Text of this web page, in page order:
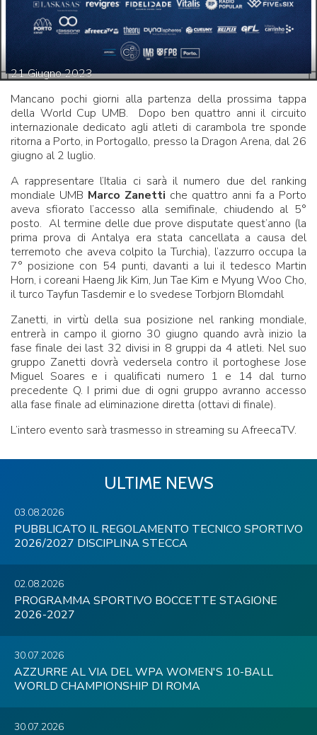
21Giugno2023
Mancano pochi giorni alla partenza della prossima tappa
della World Cup UMB. Dopo ben quattro anni il circuito
internazionale dedicato agli atleti di carambola tre sponde
ritorna a Porto, in Portogallo, presso la Dragon Arena, dal 26
giugno al 2 luglio.
A rappresentare l’Italia ci sarà il numero due del ranking
mondiale UMB Marco Zanetti che quattro anni fa a Porto
aveva sfiorato l’accesso alla semifinale, chiudendo al 5°
posto. Al termine delle due prove disputate quest’anno (la
prima prova di Antalya era stata cancellata a causa del
terremoto che aveva colpito la Turchia), l’azzurro occupa la
7° posizione con 54 punti, davanti a lui il tedesco Martin
Horn, i coreani Haeng Jik Kim, Jun Tae Kim e Myung Woo Cho,
il turco Tayfun Tasdemir e lo svedese Torbjorn Blomdahl
Zanetti, in virtù della sua posizione nel ranking mondiale,
entrerà in campo il giorno 30 giugno quando avrà inizio la
fase finale dei last 32 divisi in 8 gruppi da 4 atleti. Nel suo
gruppo Zanetti dovrà vedersela contro il portoghese Jose
Miguel Soares e i qualificati numero 1 e 14 dal turno
precedente Q. I primi due di ogni gruppo avranno accesso
alla fase finale ad eliminazione diretta (ottavi di finale).
L’intero evento sarà trasmesso in streaming su AfreecaTV.
ULTIME NEWS
03.08.2026
PUBBLICATO IL REGOLAMENTO TECNICO SPORTIVO
2026/2027 DISCIPLINA STECCA
02.08.2026
PROGRAMMA SPORTIVO BOCCETTE STAGIONE
2026-2027
30.07.2026
AZZURRE AL VIA DEL WPA WOMEN'S 10-BALL
WORLD CHAMPIONSHIP DI ROMA
30.07.2026